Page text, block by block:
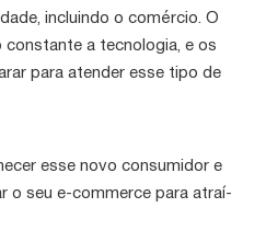
incluindo o comércio. O
a tecnologia, e os
para atender esse tipo de
esse novo consumidor e
o seu e-commerce para atraí-